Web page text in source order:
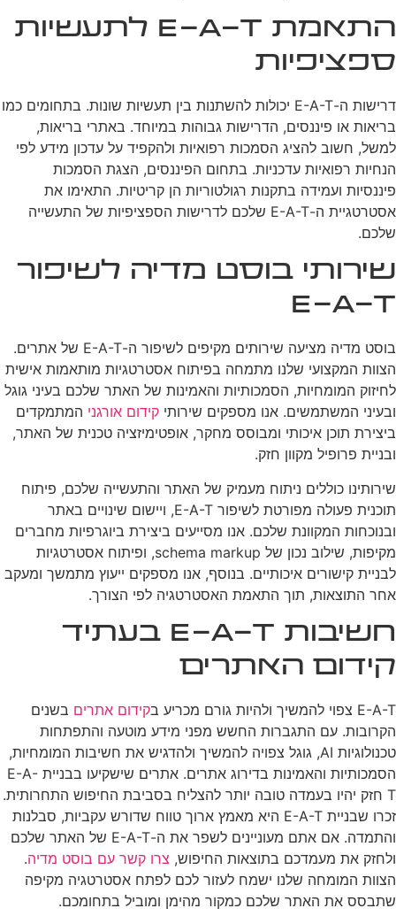
התאמת E-A-T לתעשיות
ספציפיות
דרישות ה-E-A-T יכולות להשתנות בין תעשיות שונות. בתחומים כמו
בריאות או פיננסים, הדרישות גבוהות במיוחד. באתרי בריאות,
למשל, חשוב להציג הסמכות רפואיות ולהקפיד על עדכון מידע לפי
הנחיות רפואיות עדכניות. בתחום הפיננסים, הצגת הסמכות
פיננסיות ועמידה בתקנות רגולטוריות הן קריטיות. התאימו את
אסטרטגיית ה-E-A-T שלכם לדרישות הספציפיות של התעשייה
שלכם.
שירותי בוסט מדיה לשיפור
E-A-T
בוסט מדיה מציעה שירותים מקיפים לשיפור ה-E-A-T של אתרים.
הצוות המקצועי שלנו מתמחה בפיתוח אסטרטגיות מותאמות אישית
לחיזוק המומחיות, הסמכותיות והאמינות של האתר שלכם בעיני גוגל
ובעיני המשתמשים. אנו מספקים שירותי קידום אורגני המתמקדים
ביצירת תוכן איכותי ומבוסס מחקר, אופטימיזציה טכנית של האתר,
ובניית פרופיל מקוון חזק.
שירותינו כוללים ניתוח מעמיק של האתר והתעשייה שלכם, פיתוח
תוכנית פעולה מפורטת לשיפור E-A-T, ויישום שינויים באתר
ובנוכחות המקוונת שלכם. אנו מסייעים ביצירת ביוגרפיות מחברים
מקיפות, שילוב נכון של schema markup, ופיתוח אסטרטגיות
לבניית קישורים איכותיים. בנוסף, אנו מספקים ייעוץ מתמשך ומעקב
אחר התוצאות, תוך התאמת האסטרטגיה לפי הצורך.
חשיבות E-A-T בעתיד
קידום האתרים
E-A-T צפוי להמשיך ולהיות גורם מכריע ב קידום אתרים בשנים
הקרובות. עם התגברות החשש מפני מידע מוטעה והתפתחות
טכנולוגיות AI, גוגל צפויה להמשיך ולהדגיש את חשיבות המומחיות,
הסמכותיות והאמינות בדירוג אתרים. אתרים שישקיעו בבניית E-A-
T חזק יהיו בעמדה טובה יותר להצליח בסביבת החיפוש התחרותית.
זכרו שבניית E-A-T היא מאמץ ארוך טווח שדורש עקביות, סבלנות
והתמדה. אם אתם מעוניינים לשפר את ה-E-A-T של האתר שלכם
ולחזק את מעמדכם בתוצאות החיפוש, צרו קשר עם בוסט מדיה.
הצוות המומחה שלנו ישמח לעזור לכם לפתח אסטרטגיה מקיפה
שתבסס את האתר שלכם כמקור מהימן ומוביל בתחומכם.